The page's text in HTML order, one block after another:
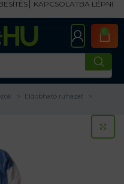
KAPCSOLATBA LÉPNI
0
Eldobható ruházat